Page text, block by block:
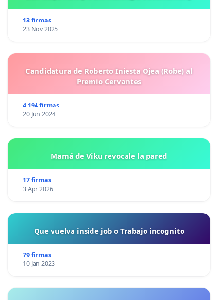
13 firmas
23 Nov 2025
Candidatura de Roberto Iniesta Ojea (Robe) al
Premio Cervantes
4 194 firmas
20 Jun 2024
Mamá de Viku revocale la pared
17 firmas
3 Apr 2026
Que vuelva inside job o Trabajo incognito
79 firmas
10 Jan 2023